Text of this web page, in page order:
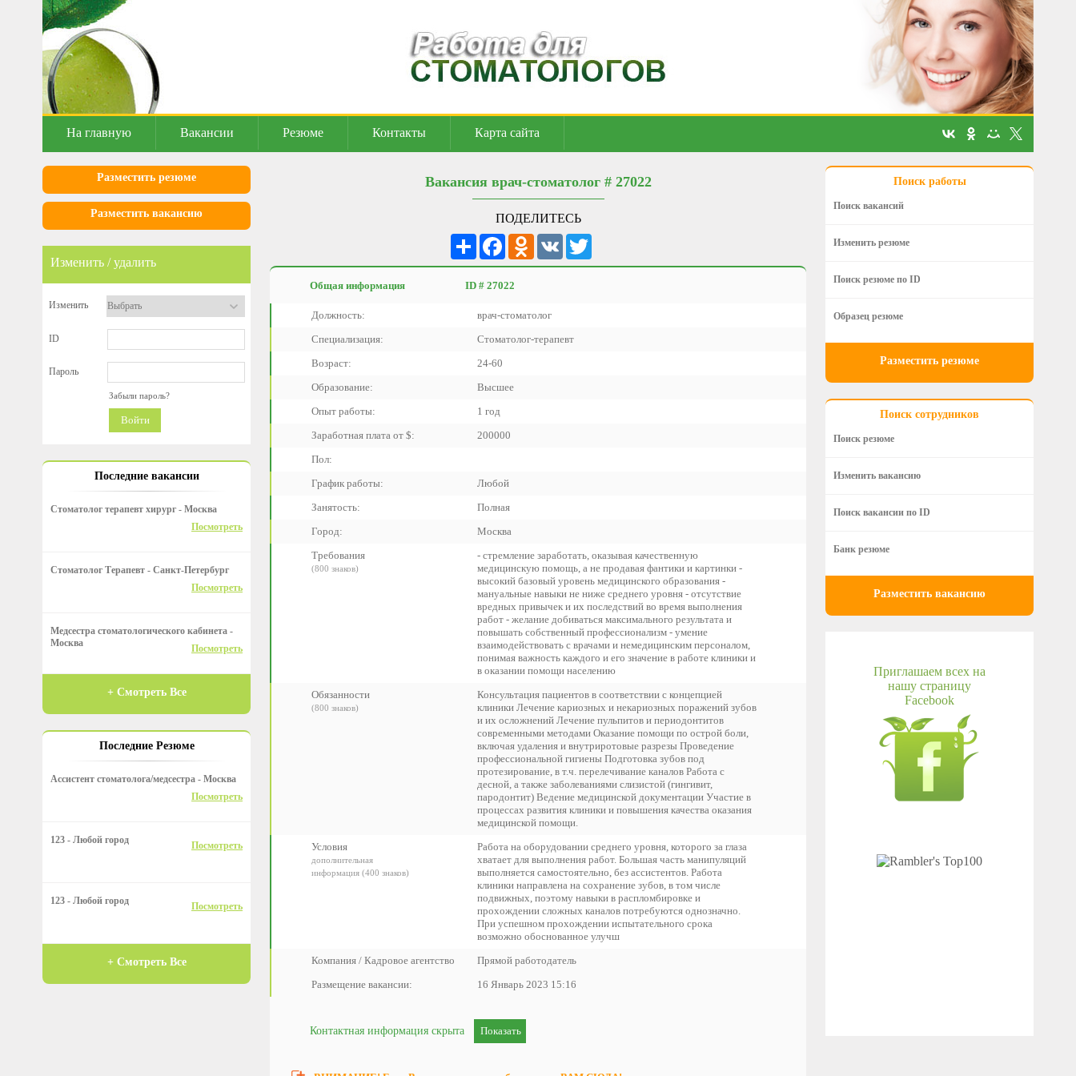
На главную Вакансии Резюме Контакты Карта сайта
Разместить резюме
Разместить вакансию
Изменить / удалить
Изменить
ID
Пароль
Забыли пароль?
Войти
Последние вакансии
Стоматолог терапевт хирург - Москва
Посмотреть
Стоматолог Терапевт - Санкт-Петербург
Посмотреть
Медсестра стоматологического кабинета -
Москва
Посмотреть
+ Смотреть Все
Последние Резюме
Ассистент стоматолога/медсестра - Москва
Посмотреть
123 - Любой город Посмотреть
123 - Любой город Посмотреть
+ Смотреть Все
Вакансия врач-стоматолог # 27022
ПОДЕЛИТЕСЬ
РесурсFacebookOdnoklassniki
VK Twitter
Общая информация ID # 27022
Должность:
врач-стоматолог
Специализация:
Стоматолог-терапевт
Возраст:
24-60
Образование:
Высшее
Опыт работы:
1 год
Заработная плата от $:
200000
Пол:
График работы:
Любой
Занятость:
Полная
Город:
Москва
Требования
(800 знаков)
- стремление заработать, оказывая качественную
медицинскую помощь, а не продавая фантики и картинки -
высокий базовый уровень медицинского образования -
мануальные навыки не ниже среднего уровня - отсутствие
вредных привычек и их последствий во время выполнения
работ - желание добиваться максимального результата и
повышать собственный профессионализм - умение
взаимодействовать с врачами и немедицинским персоналом,
понимая важность каждого и его значение в работе клиники и
в оказании помощи населению
Обязанности
(800 знаков)
Консультация пациентов в соответствии с концепцией
клиники Лечение кариозных и некариозных поражений зубов
и их осложнений Лечение пульпитов и периодонтитов
современными методами Оказание помощи по острой боли,
включая удаления и внутриротовые разрезы Проведение
профессиональной гигиены Подготовка зубов под
протезирование, в т.ч. перелечивание каналов Работа с
десной, а также заболеваниями слизистой (гингивит,
пародонтит) Ведение медицинской документации Участие в
процессах развития клиники и повышения качества оказания
медицинской помощи.
Условия
дополнительная
информация (400 знаков)
Работа на оборудовании среднего уровня, которого за глаза
хватает для выполнения работ. Большая часть манипуляций
выполняется самостоятельно, без ассистентов. Работа
клиники направлена на сохранение зубов, в том числе
подвижных, поэтому навыки в распломбировке и
прохождении сложных каналов потребуются однозначно.
При успешном прохождении испытательного срока
возможно обоснованное улучш
Компания / Кадровое агентство
Прямой работодатель
Размещение вакансии:
16 Январь 2023 15:16
Контактная информация скрыта Показать
Поиск работы
Поиск вакансий
Изменить резюме
Поиск резюме по ID
Образец резюме
Разместить резюме
Поиск сотрудников
Поиск резюме
Изменить вакансию
Поиск вакансии по ID
Банк резюме
Разместить вакансию
Приглашаем всех на
нашу страницу
Facebook